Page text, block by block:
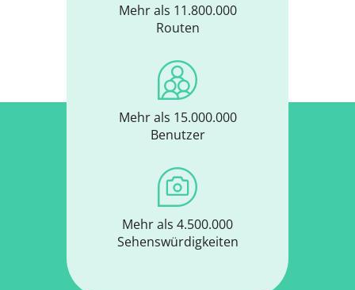
Mehr als 11.800.000
Routen
Mehr als 15.000.000
Benutzer
Mehr als 4.500.000
Sehenswürdigkeiten